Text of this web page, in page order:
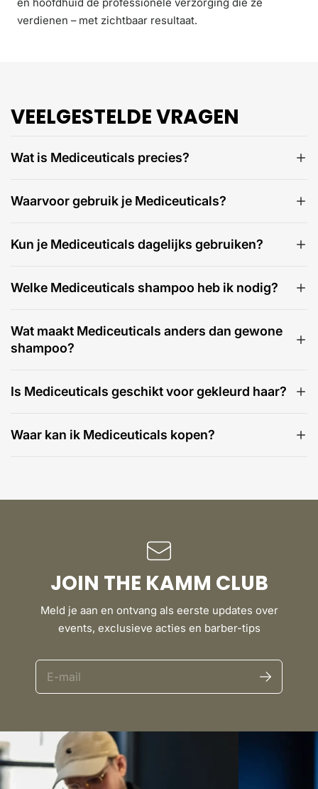
en hoofdhuid de professionele verzorging die ze
verdienen – met zichtbaar resultaat.
VEELGESTELDE VRAGEN
Wat is Mediceuticals precies?
Waarvoor gebruik je Mediceuticals?
Kun je Mediceuticals dagelijks gebruiken?
Welke Mediceuticals shampoo heb ik nodig?
Wat maakt Mediceuticals anders dan gewone
shampoo?
Is Mediceuticals geschikt voor gekleurd haar?
Waar kan ik Mediceuticals kopen?
JOIN THE KAMM CLUB
Meld je aan en ontvang als eerste updates over
events, exclusieve acties en barber-tips